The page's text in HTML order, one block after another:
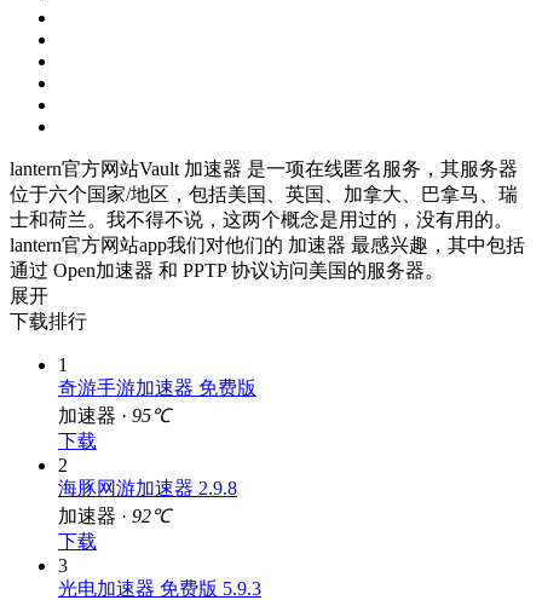
lantern官方网站Vault 加速器 是一项在线匿名服务，其服务器
位于六个国家/地区，包括美国、英国、加拿大、巴拿马、瑞
士和荷兰。我不得不说，这两个概念是用过的，没有用的。
lantern官方网站app我们对他们的 加速器 最感兴趣，其中包括
通过 Open加速器 和 PPTP 协议访问美国的服务器。
展开
下载排行
1
奇游手游加速器 免费版
加速器 · 95℃
下载
2
海豚网游加速器 2.9.8
加速器 · 92℃
下载
3
光电加速器 免费版 5.9.3